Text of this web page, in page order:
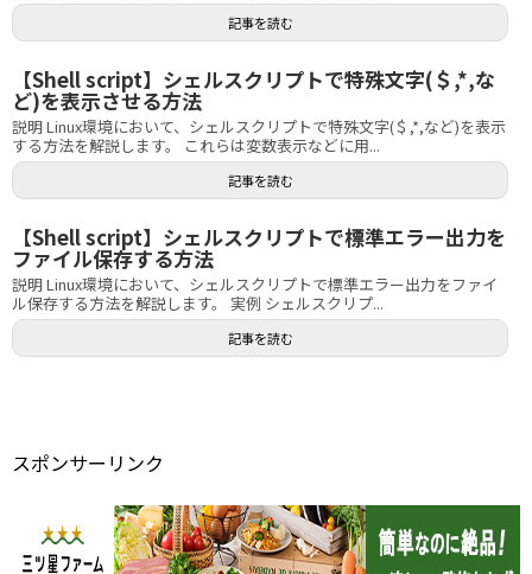
記事を読む
【Shell script】シェルスクリプトで特殊文字(＄,*,な
ど)を表示させる方法
説明 Linux環境において、シェルスクリプトで特殊文字(＄,*,など)を表示
する方法を解説します。 これらは変数表示などに用...
記事を読む
【Shell script】シェルスクリプトで標準エラー出力を
ファイル保存する方法
説明 Linux環境において、シェルスクリプトで標準エラー出力をファイ
ル保存する方法を解説します。 実例 シェルスクリプ...
記事を読む
スポンサーリンク